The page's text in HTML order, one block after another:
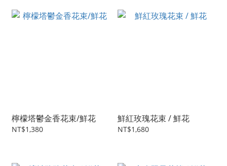
檸檬塔鬱金香花束/鮮花
NT$1,380
鮮紅玫瑰花束 / 鮮花
NT$1,680